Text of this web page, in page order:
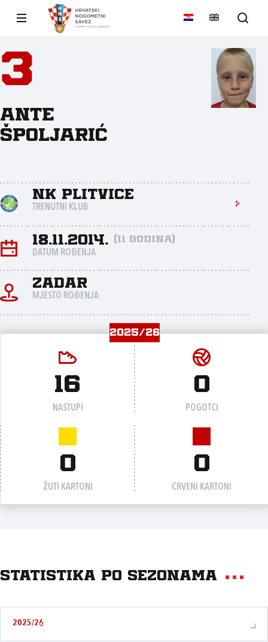
3
Ante
Špoljarić
NK Plitvice
TRENUTNI KLUB
18.11.2014. (11 godina)
DATUM ROĐENJA
Zadar
MJESTO ROĐENJA
2025/26
16
NASTUPI
0
POGOTCI
0
ŽUTI KARTONI
0
CRVENI KARTONI
Statistika po sezonama
2025/26